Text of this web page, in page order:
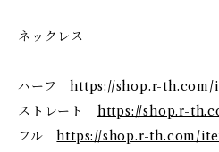
ネックレス
ハーフhttps://shop.r-th.com/
ストレート https://shop.r-
フルhttps://shop.r-th.com/